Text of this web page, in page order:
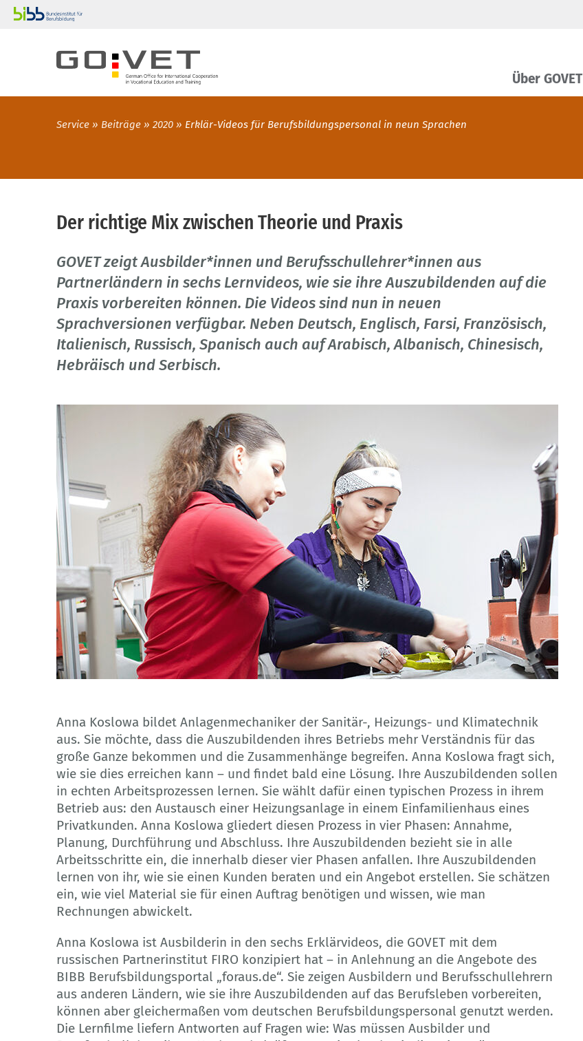
Über GOVET
Service Beiträge 2020 Erklär-Videos für Berufsbildungspersonal in neun Sprachen
Der richtige Mix zwischen Theorie und Praxis
GOVET zeigt Ausbilder*innen und Berufsschullehrer*innen aus
Partnerländern in sechs Lernvideos, wie sie ihre Auszubildenden auf die
Praxis vorbereiten können. Die Videos sind nun in neuen
Sprachversionen verfügbar. Neben Deutsch, Englisch, Farsi, Französisch,
Italienisch, Russisch, Spanisch auch auf Arabisch, Albanisch, Chinesisch,
Hebräisch und Serbisch.
Anna Koslowa bildet Anlagenmechaniker der Sanitär-, Heizungs- und Klimatechnik
aus. Sie möchte, dass die Auszubildenden ihres Betriebs mehr Verständnis für das
große Ganze bekommen und die Zusammenhänge begreifen. Anna Koslowa fragt sich,
wie sie dies erreichen kann – und findet bald eine Lösung. Ihre Auszubildenden sollen
in echten Arbeitsprozessen lernen. Sie wählt dafür einen typischen Prozess in ihrem
Betrieb aus: den Austausch einer Heizungsanlage in einem Einfamilienhaus eines
Privatkunden. Anna Koslowa gliedert diesen Prozess in vier Phasen: Annahme,
Planung, Durchführung und Abschluss. Ihre Auszubildenden bezieht sie in alle
Arbeitsschritte ein, die innerhalb dieser vier Phasen anfallen. Ihre Auszubildenden
lernen von ihr, wie sie einen Kunden beraten und ein Angebot erstellen. Sie schätzen
ein, wie viel Material sie für einen Auftrag benötigen und wissen, wie man
Rechnungen abwickelt.
Anna Koslowa ist Ausbilderin in den sechs Erklärvideos, die GOVET mit dem
russischen Partnerinstitut FIRO konzipiert hat – in Anlehnung an die Angebote des
BIBB Berufsbildungsportal „foraus.de“. Sie zeigen Ausbildern und Berufsschullehrern
aus anderen Ländern, wie sie ihre Auszubildenden auf das Berufsleben vorbereiten,
können aber gleichermaßen vom deutschen Berufsbildungspersonal genutzt werden.
Die Lernfilme liefern Antworten auf Fragen wie: Was müssen Ausbilder und